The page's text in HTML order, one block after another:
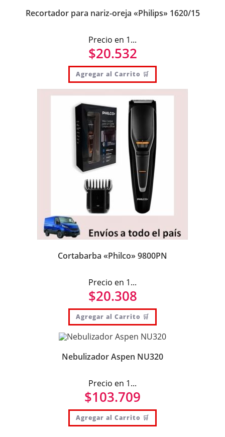
Recortador para nariz-oreja «Philips» 1620/15
Precio en 1...
$20.532
Agregar al Carrito 🛒
Cortabarba «Philco» 9800PN
Precio en 1...
$20.308
Agregar al Carrito 🛒
Nebulizador Aspen NU320
Precio en 1...
$103.709
Agregar al Carrito 🛒